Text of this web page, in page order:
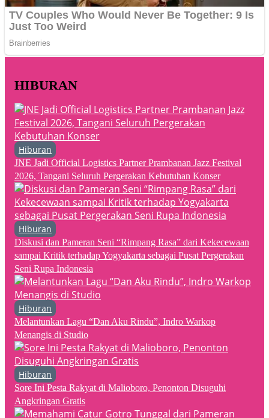
HIBURAN
Hiburan
JNE Jadi Official Logistics Partner Prambanan Jazz Festival
2026, Tangani Seluruh Pergerakan Kebutuhan Konser
Hiburan
Diskusi dan Pameran Seni “Rimpang Rasa” dari Kekecewaan
sampai Kritik terhadap Yogyakarta sebagai Pusat Pergerakan
Seni Rupa Indonesia
Hiburan
Melantunkan Lagu “Dan Aku Rindu”, Indro Warkop
Menangis di Studio
Hiburan
Sore Ini Pesta Rakyat di Malioboro, Penonton Disuguhi
Angkringan Gratis